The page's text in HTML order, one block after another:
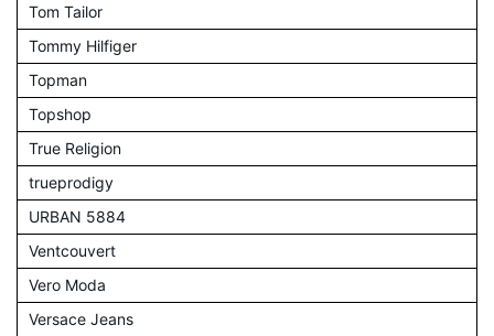
Tom Tailor
Tommy Hilfiger
Topman
Topshop
True Religion
trueprodigy
URBAN 5884
Ventcouvert
Vero Moda
Versace Jeans